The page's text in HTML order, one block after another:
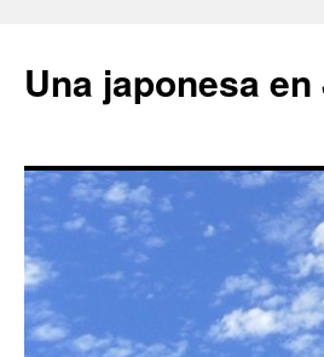
Una japonesa